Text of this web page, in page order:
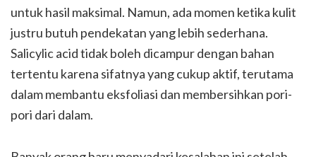
untuk hasil maksimal. Namun, ada momen ketika kulit
justru butuh pendekatan yang lebih sederhana.
Salicylic acid tidak boleh dicampur dengan bahan
tertentu karena sifatnya yang cukup aktif, terutama
dalam membantu eksfoliasi dan membersihkan pori-
pori dari dalam.